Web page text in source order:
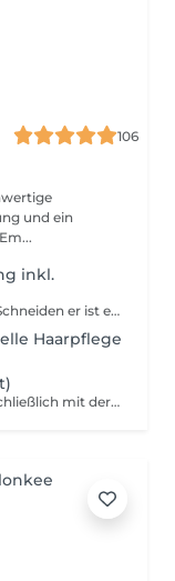
106
und ein
inkl.
Jeder Haarschnitt bei uns ist mehr als nur Schneiden er ist ein persönlicher Wohlfühlmoment. Die Behandlung beginnt mit einer individuellen Beratung und einer Haarwäsche inklusive unseres Elly's Head Spa Rituals einer entspannenden Verwöhnmassage, die Kopfhaut und Sinne zur Ruhe kommen lässt. Anschließend folgt der präzise Haarschnitt, abgestimmt auf Haarstruktur, Kopfform, Stylingwunsch und Alltag. Abgerundet wird der Termin mit Föhnen, Styling und einer passenden Pflege- und Produktempfehlung für zu Hause. Inklusive Leistungen: Persönliche Beratung Haarwäsche mit individuell abgestimmter Pflege Elly's Head Spa Ritual (entspannende Verwöhn Haarwäsche) Präziser Haarschnitt Föhnen & Styling Unsere Haarschnitte werden nach Zeit- und Arbeitsaufwand berechnet. Die Buchung erfolgt anhand der Haarlänge und des gewünschten Aufwands. Richtzeiten zur Orientierung: Sehr kurz Haare ca. 30 Minuten: Für die, sehr kurze Haare tragen, Seiten und/oder Nacken rasiert sind. Kurze Haare (Ohrläppchen lang) ca. 45 Minuten: Für Haare die bis Ohrläppchen oder Kinn reichen. Für ein klassischen Haarschnitt mit Form und Styling. Auch für den regelmäßigen Haarschnitt. Mittel Langes Haar (bis Schulter) ca. 45 Minuten für Haare bis Schulter, wenn mehr Styling/ Föhnaufwand nötig ist, du dir eine sichtbare Veränderung wünscht. Lang (über Schulter bis Überlänge): ca. 60-75 Minuten Für Haare die über die Schulter gehen. Du sehr vieles und dichtes Haar hast. Für einen aufwendigeren Haarschnitt, Sowie Neuhaarschnitte. Für besondere Wünsche und für mehr Beratung. Bei sehr dichtem Haar, besonders aufwendigen Schnitten oder zusätzlichem Styling- und Beratungsaufwand kann ein Zeitaufschlag berechnet werden.
Haarpflege
Maschinenhaarschnitt Kurzer Schnitt ausschließlich mit der Maschine Seiten oder kompletter Kopf. Kein Übergang mit der Schere, kein Deckhaar-Schnitt, keine Formkorrektur. Ideal für sehr kurze Haare und schnellen Pflege-Schnitt. ca. 15 Minuten Seitenhaarschnitt / Side Refresh Maschinenschnitt der Seiten mit leichten Übergängen, Konturen sauber ausgearbeitet. Deckhaar bleibt ungeschnitten und darf weiter wachsen. Perfekt für regelmäßige Auffrischung zwischen zwei Haarschnitten. ca. 1520 Minuten Preise können je nach Zeitaufwand und Haarbeschaffenheit variieren.